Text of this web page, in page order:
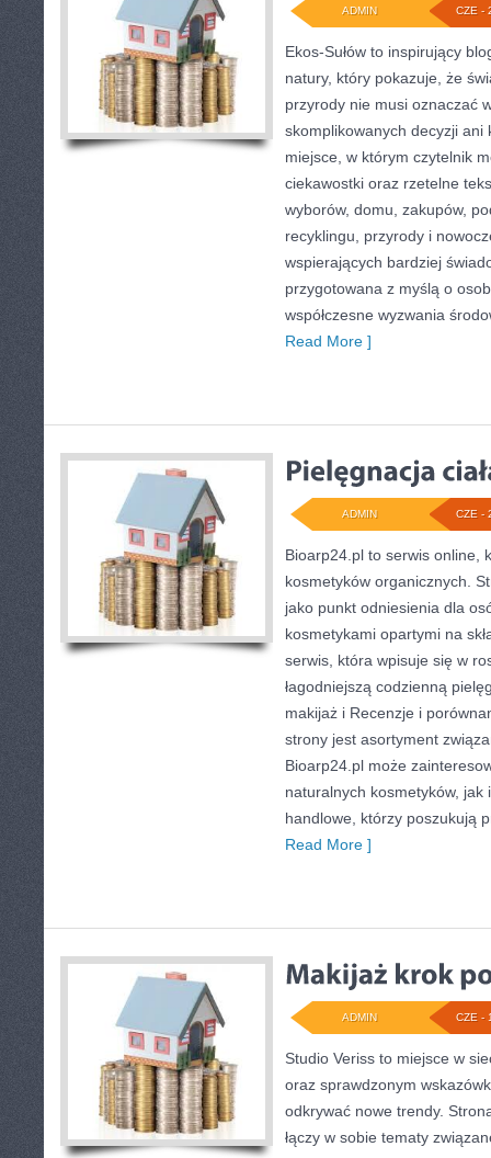
CZE -
ADMIN
Ekos-Sułów to inspirujący
natury, który pokazuje, że
przyrody nie musi oznaczać
skomplikowanych decyzji ani
miejsce, w którym czytelnik
ciekawostki oraz rzetelne
wyborów, domu, zakupów,
recyklingu, przyrody i
wspierających bardziej
przygotowana z myślą o
współczesne wyzwania
Read More ]
CZE -
ADMIN
Bioarp24.pl to serwis online,
kosmetyków organicznych.
jako punkt odniesienia dla
kosmetykami opartymi na
serwis, która wpisuje się w
łagodniejszą codzienną
makijaż i Recenzje i
strony jest asortyment
Bioarp24.pl może
naturalnych kosmetyków, jak
handlowe, którzy poszukują
Read More ]
CZE -
ADMIN
Studio Veriss to miejsce w
oraz sprawdzonym
odkrywać nowe trendy.
łączy w sobie tematy